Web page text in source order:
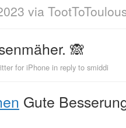
via
🙈
for iPhone in reply to smiddi
Gute